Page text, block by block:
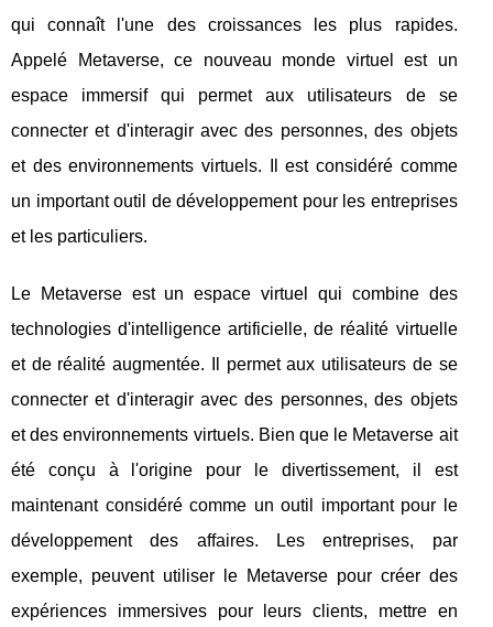
qui connaît l'une des croissances les plus rapides.
Appelé Metaverse, ce nouveau monde virtuel est un
espace immersif qui permet aux utilisateurs de se
connecter et d'interagir avec des personnes, des objets
et des environnements virtuels. Il est considéré comme
un important outil de développement pour les entreprises
et les particuliers.
Le Metaverse est un espace virtuel qui combine des
technologies d'intelligence artificielle, de réalité virtuelle
et de réalité augmentée. Il permet aux utilisateurs de se
connecter et d'interagir avec des personnes, des objets
et des environnements virtuels. Bien que le Metaverse ait
été conçu à l'origine pour le divertissement, il est
maintenant considéré comme un outil important pour le
développement des affaires. Les entreprises, par
exemple, peuvent utiliser le Metaverse pour créer des
expériences immersives pour leurs clients, mettre en